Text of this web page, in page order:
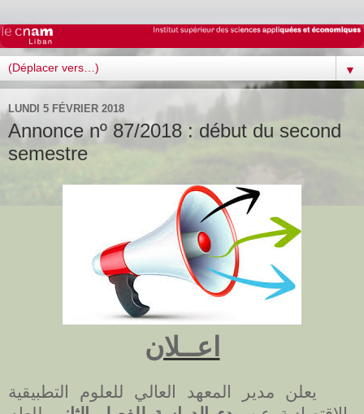
▼
LUNDI 5 FÉVRIER 2018
Annonce nº 87/2018 : début du second
semestre
اعــلان
يعلن مدير المعهد العالي للعلوم التطبيقية